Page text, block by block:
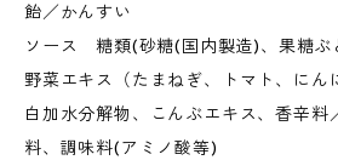
飴／かんすい
ソース 糖類(砂糖(国内製造)、果糖ぶ
野菜エキス（たまねぎ、トマト、にん
白加水分解物、こんぶエキス、香辛料
料、調味料(アミノ酸等)